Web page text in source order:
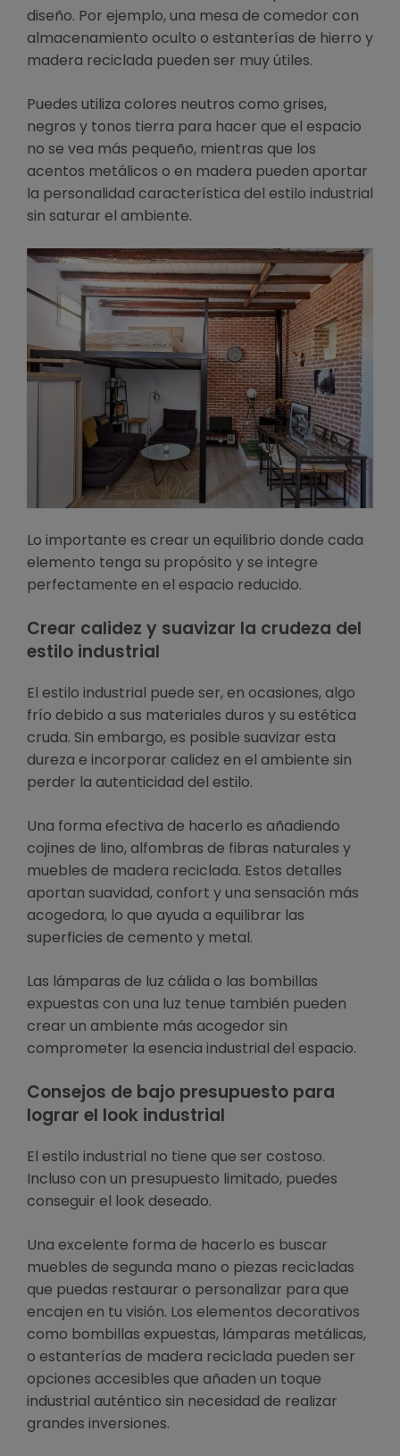
diseño. Por ejemplo, una mesa de comedor con
almacenamiento oculto o estanterías de hierro y
madera reciclada pueden ser muy útiles.
Puedes utiliza colores neutros como grises,
negros y tonos tierra para hacer que el espacio
no se vea más pequeño, mientras que los
acentos metálicos o en madera pueden aportar
la personalidad característica del estilo industrial
sin saturar el ambiente.
Lo importante es crear un equilibrio donde cada
elemento tenga su propósito y se integre
perfectamente en el espacio reducido.
Crear calidez y suavizar la crudeza del
estilo industrial
El estilo industrial puede ser, en ocasiones, algo
frío debido a sus materiales duros y su estética
cruda. Sin embargo, es posible suavizar esta
dureza e incorporar calidez en el ambiente sin
perder la autenticidad del estilo.
Una forma efectiva de hacerlo es añadiendo
cojines de lino, alfombras de fibras naturales y
muebles de madera reciclada. Estos detalles
aportan suavidad, confort y una sensación más
acogedora, lo que ayuda a equilibrar las
superficies de cemento y metal.
Las lámparas de luz cálida o las bombillas
expuestas con una luz tenue también pueden
crear un ambiente más acogedor sin
comprometer la esencia industrial del espacio.
Consejos de bajo presupuesto para
lograr el look industrial
El estilo industrial no tiene que ser costoso.
Incluso con un presupuesto limitado, puedes
conseguir el look deseado.
Una excelente forma de hacerlo es buscar
muebles de segunda mano o piezas recicladas
que puedas restaurar o personalizar para que
encajen en tu visión. Los elementos decorativos
como bombillas expuestas, lámparas metálicas,
o estanterías de madera reciclada pueden ser
opciones accesibles que añaden un toque
industrial auténtico sin necesidad de realizar
grandes inversiones.